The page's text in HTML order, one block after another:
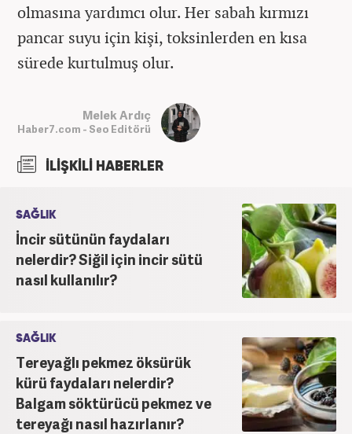
olmasına yardımcı olur. Her sabah kırmızı
pancar suyu için kişi, toksinlerden en kısa
sürede kurtulmuş olur.
Melek Ardıç
Haber7.com - Seo Editörü
İLİŞKİLİ HABERLER
SAĞLIK
İncir sütünün faydaları
nelerdir? Siğil için incir sütü
nasıl kullanılır?
SAĞLIK
Tereyağlı pekmez öksürük
kürü faydaları nelerdir?
Balgam söktürücü pekmez ve
tereyağı nasıl hazırlanır?